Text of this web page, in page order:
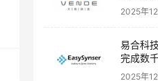
2025年
易合科
完成数
使+轮融
2025年